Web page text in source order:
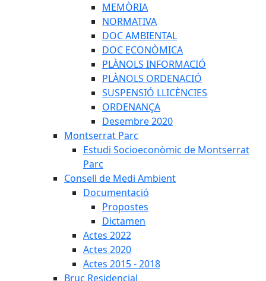
MEMÒRIA
NORMATIVA
DOC AMBIENTAL
DOC ECONÒMICA
PLÀNOLS INFORMACIÓ
PLÀNOLS ORDENACIÓ
SUSPENSIÓ LLICÈNCIES
ORDENANÇA
Desembre 2020
Montserrat Parc
Estudi Socioeconòmic de Montserrat
Parc
Consell de Medi Ambient
Documentació
Propostes
Dictamen
Actes 2022
Actes 2020
Actes 2015 - 2018
Bruc Residencial